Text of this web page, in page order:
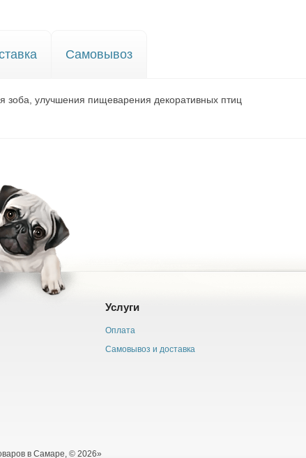
Самовывоз
зоба, улучшения пищеварения декоративных птиц
Услуги
Оплата
Самовывоз и доставка
в Самаре, © 2026»